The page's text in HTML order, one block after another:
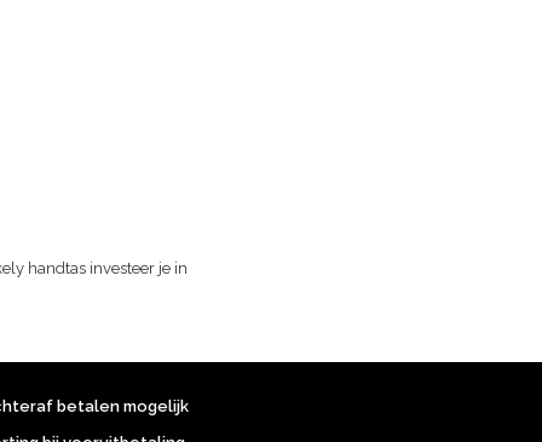
handtas investeer je in
betalen mogelijk